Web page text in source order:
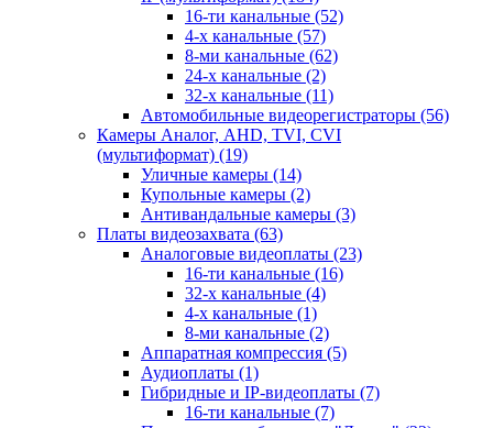
16-ти канальные (52)
4-х канальные (57)
8-ми канальные (62)
24-х канальные (2)
32-х канальные (11)
Автомобильные видеорегистраторы (56)
Камеры Аналог, AHD, TVI, CVI
(мультиформат) (19)
Уличные камеры (14)
Купольные камеры (2)
Антивандальные камеры (3)
Платы видеозахвата (63)
Аналоговые видеоплаты (23)
16-ти канальные (16)
32-х канальные (4)
4-х канальные (1)
8-ми канальные (2)
Аппаратная компрессия (5)
Аудиоплаты (1)
Гибридные и IP-видеоплаты (7)
16-ти канальные (7)